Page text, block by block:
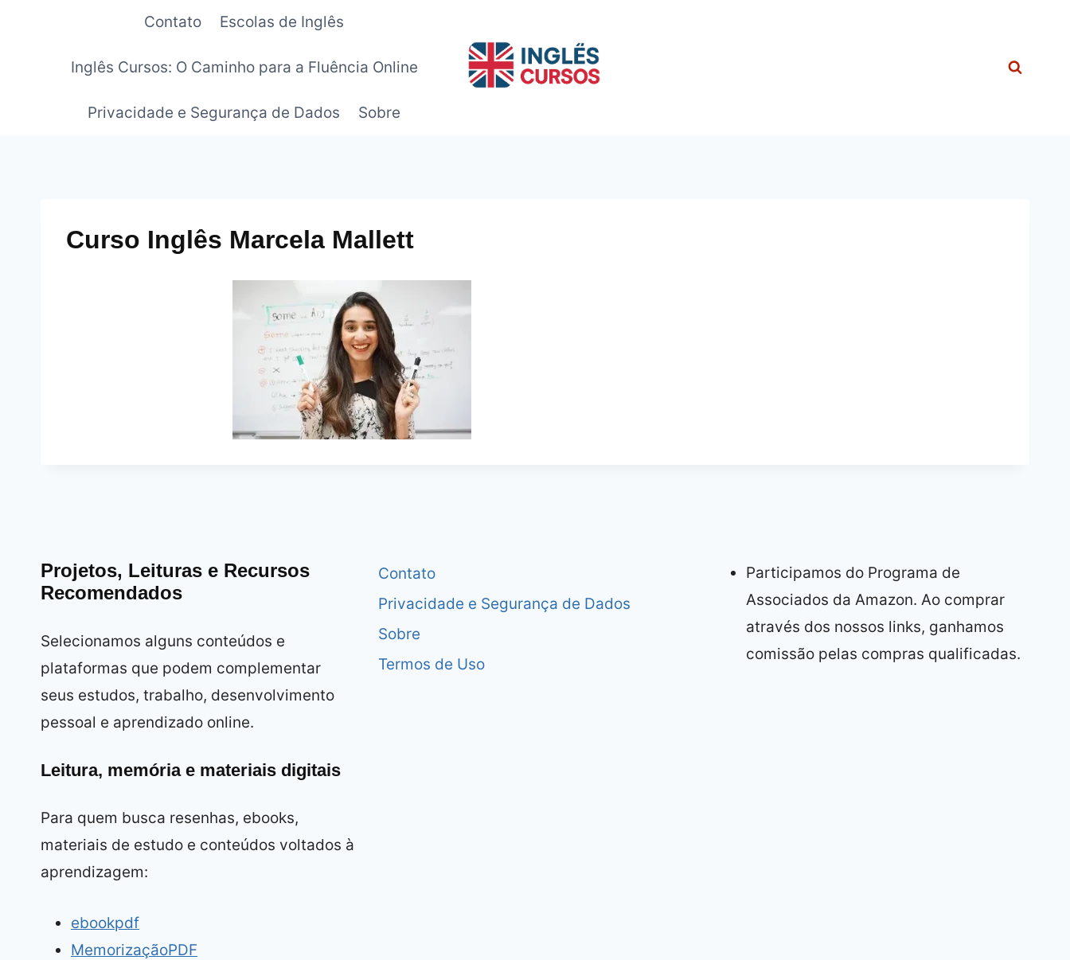
Contato Escolas de Inglês
Inglês Cursos: O Caminho para a Fluência Online
Privacidade e Segurança de Dados Sobre
Curso Inglês Marcela Mallett
Projetos, Leituras e Recursos
Recomendados
Selecionamos alguns conteúdos e
plataformas que podem complementar
seus estudos, trabalho, desenvolvimento
pessoal e aprendizado online.
Leitura, memória e materiais digitais
Para quem busca resenhas, ebooks,
materiais de estudo e conteúdos voltados à
aprendizagem:
ebookpdf
MemorizaçãoPDF
Contato
Privacidade e Segurança de Dados
Sobre
Termos de Uso
Participamos do Programa de
Associados da Amazon. Ao comprar
através dos nossos links, ganhamos
comissão pelas compras qualificadas.